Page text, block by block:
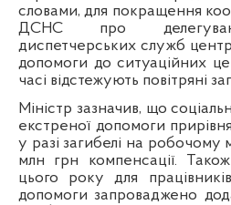
словами, для покращення
ДСНС про
диспетчерських служб
допомоги до ситуаційних
часі відстежують повітряні
Міністр зазначив, що
екстреної допомоги
у разі загибелі на робочому
млн грн компенсації.
цього року для
допомоги запроваджено